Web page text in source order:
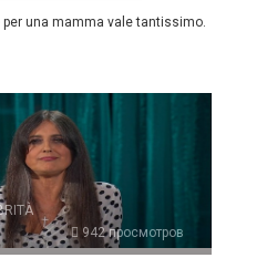
una mamma vale tantissimo.
942 просмотров